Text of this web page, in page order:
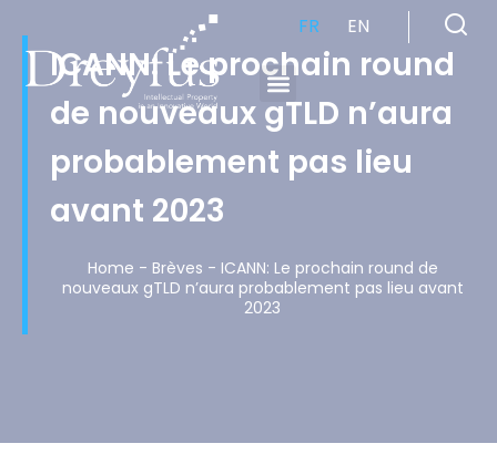
FR EN
ICANN: Le prochain round
de nouveaux gTLD n’aura
probablement pas lieu
avant 2023
Home - Brèves - ICANN: Le prochain round de
nouveaux gTLD n’aura probablement pas lieu avant
2023